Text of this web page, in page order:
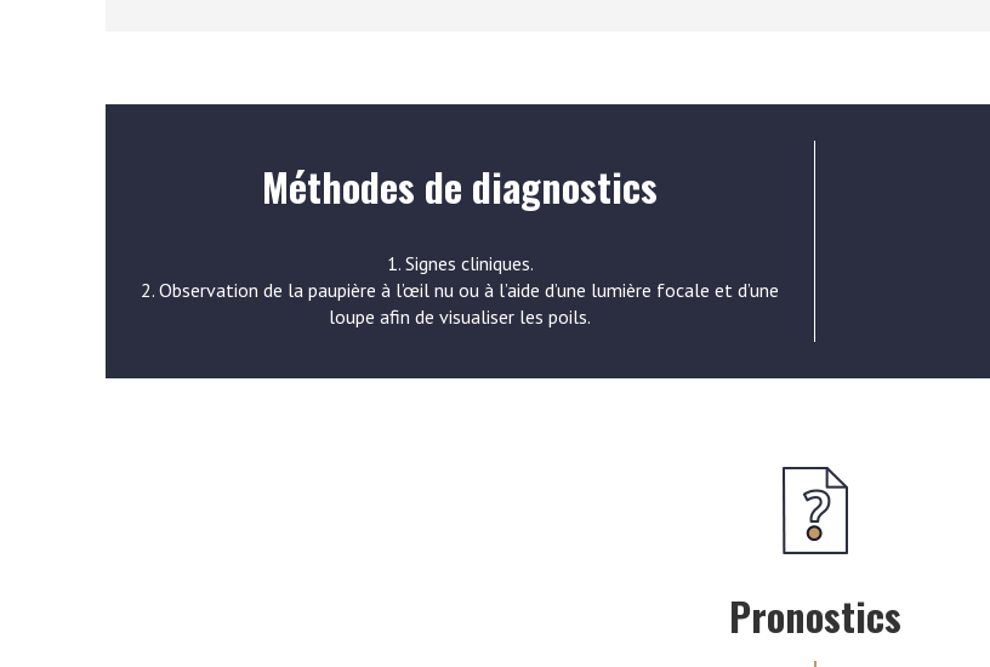
Méthodes de diagnostics
1. Signes cliniques.
2. Observation de la paupière à l’œil nu ou à l’aide d’une lumière focale et d’une
loupe afin de visualiser les poils.
Pronostics